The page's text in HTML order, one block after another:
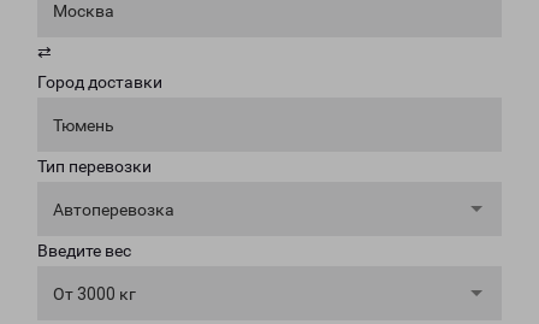
Москва
⇄
Город доставки
Тюмень
Тип перевозки
Автоперевозка
Введите вес
От 3000 кг